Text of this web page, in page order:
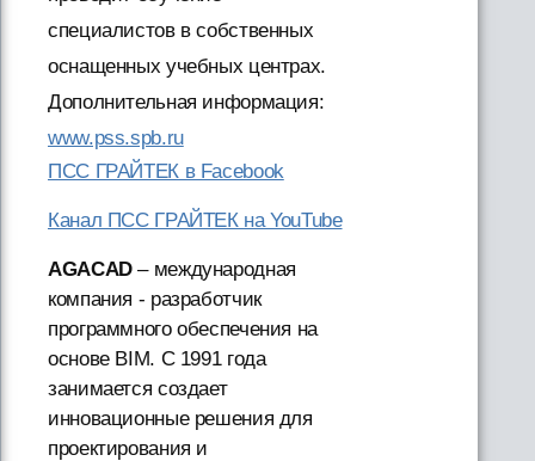
специалистов в собственных
оснащенных учебных центрах.
Дополнительная информация:
www.pss.spb.ru
ПСС ГРАЙТЕК в Facebook
Канал ПСС ГРАЙТЕК на YouTube
AGACAD– международная
компания - разработчик
программного обеспечения на
основе BIM. С 1991 года
занимается создает
инновационные решения для
проектирования и